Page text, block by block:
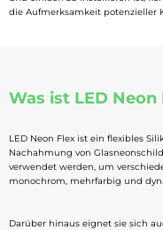
die Aufmerksamkeit potenzieller
Was ist LED Neon
LED Neon Flex ist ein flexibles
Nachahmung von
verwendet werden, um
monochrom, mehrfarbig und
Darüber hinaus eignet sie sich